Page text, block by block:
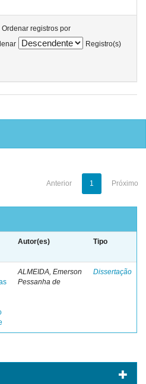
Ordenar registros por
Registro(s)
Anterior 1 Próximo
Autor(es) Tipo
ALMEIDA, Emerson
Pessanha de
Dissertação